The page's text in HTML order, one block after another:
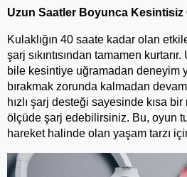
Uzun Saatler Boyunca Kesintisiz
Kulaklığın 40 saate kadar olan
şarj sıkıntısından tamamen
bile kesintiye uğramadan deneyim
bırakmak zorunda kalmadan
hızlı şarj desteği sayesinde kısa
ölçüde şarj edebilirsiniz. Bu, oyun
hareket halinde olan yaşam tarzı